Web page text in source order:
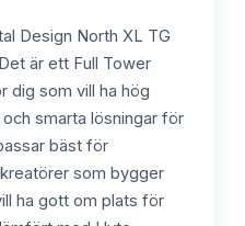
Design North XL TG
är ett Full Tower
dig som vill ha hög
smarta lösningar för
bäst för
som bygger
ha gott om plats för